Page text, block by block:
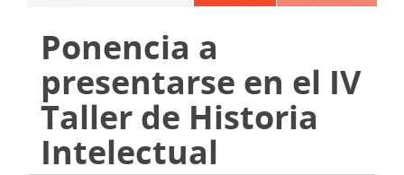
Ponencia a
presentarse en el IV
Taller de Historia
Intelectual